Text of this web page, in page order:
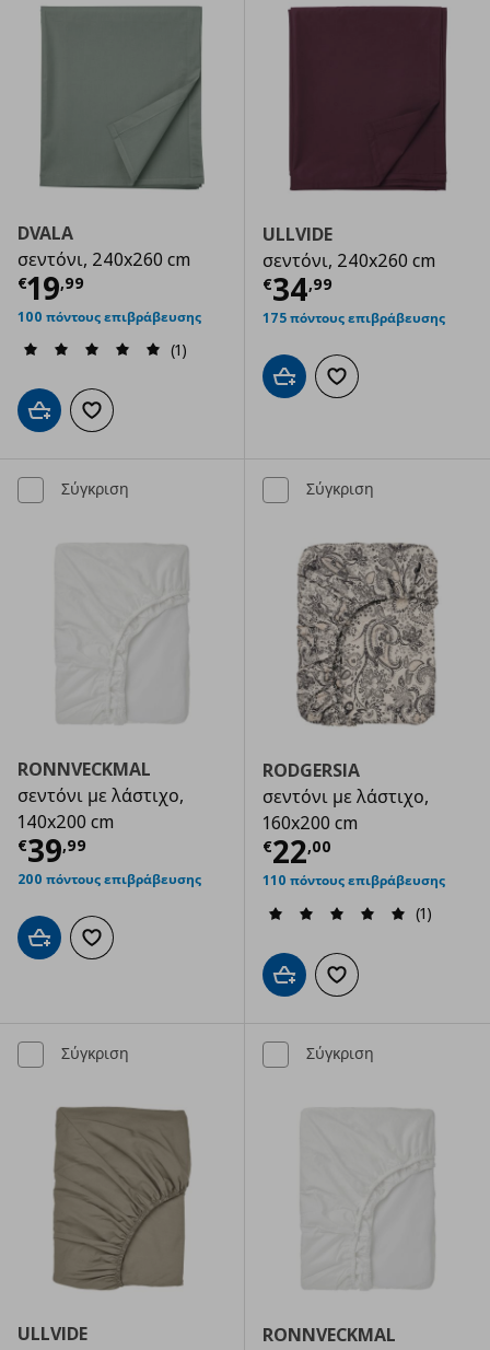
DVALA
σεντόνι, 240x260 cm
€19,99
Τρέχουσα τιμή € 19,99
100 πόντους επιβράβευσης
(1)
Προσθήκη στο καλάθι
Προσθήκη στα αγαπημένα
ULLVIDE
σεντόνι, 240x260 cm
€34,99
Τρέχουσα
175 πόντους επιβράβευσης
Προσθήκη στο καλάθι
Προσθήκη στα
Σύγκριση
RONNVECKMAL
σεντόνι με λάστιχο,
140x200 cm
€39,99
Τρέχουσα τιμή € 39,99
200 πόντους επιβράβευσης
Προσθήκη στο καλάθι
Προσθήκη στα αγαπημένα
Σύγκριση
RODGERSIA
σεντόνι με λάστιχο,
160x200 cm
€22,00
Τρέχουσα
110 πόντους επιβράβευσης
(1)
Προσθήκη στο καλάθι
Προσθήκη στα
Σύγκριση
ULLVIDE
Σύγκριση
RONNVECKMAL